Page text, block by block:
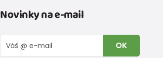
Novinky na e-mail
OK